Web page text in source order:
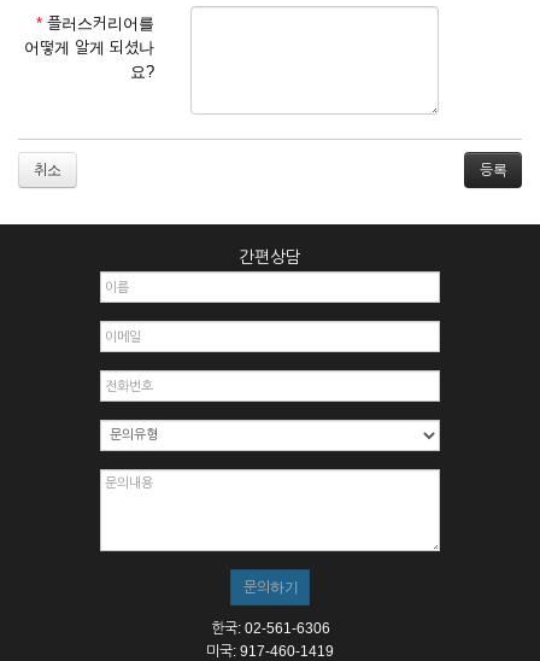
를 심사, 승낙함으로써 성립하며, 회사는 신청자의 실명 확인 절
차를 밟을 수 있습니다.
② 회원가입시 입력한 ID는 변경할 수 없으며, 회원 1인당 한 개
의 ID가 발급됩니다. 부득이한 경우로 인해 변경하고자 하는 경
거절하거나 취소할 수 있으며, 실명으로 등록하지 않은 자의 일
2. 개인정보를 허위로 기재하여 신청할 경우
3. 경쟁 관게에 있는 이용자가 신청할 경우
4. 타인의 서비스 이용을 방해하거나, 정보를 도용한 경우
6. 이용자가 영업활동 또는 부정한 용도로 본 서비스를 이용할
7. 회사의 정보를 사전 승낙 없이 전재, 변조, 복사하여 이용하
8. 기타 회사가 정한 제반 사항을 위반하며 신청하는 경우
제5조 (서비스의 이용 및 중지)
② 시스템 점검, 교체 및 고장, 기술적인 이유, 국가비상사태, 정
스가 불가능할 경우 회사는 사전 공지나 예고 없이 서비스의 전
부 또는 일부를 일시적 또는 영구적으로 중지할 수 있습니다.
③ 기타 회사는 서비스를 제공할 수 없는 합당한 사유가 발생한
* 플러스커리어를
어떻게 알게 되셨나
요?
취소
간편상담
한국: 02-561-6306
미국: 917-460-1419